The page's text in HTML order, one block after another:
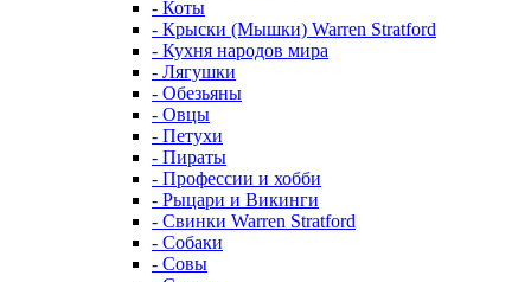
- Коты
- Крыски (Мышки) Warren Stratford
- Кухня народов мира
- Лягушки
- Обезьяны
- Овцы
- Петухи
- Пираты
- Профессии и хобби
- Рыцари и Викинги
- Свинки Warren Stratford
- Собаки
- Совы